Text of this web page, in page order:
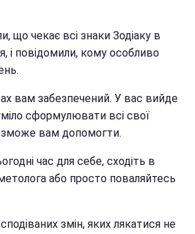
що чекає всі знаки Зодіаку в
і повідомили, кому особливо
вам забезпечений. У вас вийде
сформулювати всі свої
зможе вам допомогти.
час для себе, сходіть в
або просто поваляйтесь
змін, яких лякатися не